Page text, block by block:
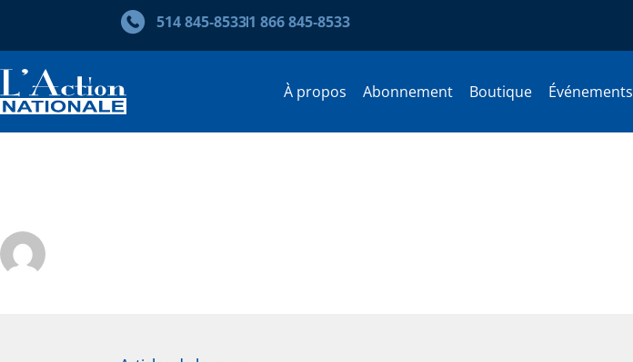
514 845‑85331 866 845‑8533
À propos Abonnement Boutique Événements